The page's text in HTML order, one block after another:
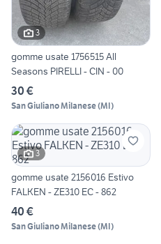
3
gomme usate 1756515 All
Seasons PIRELLI - CIN - 00
30 €
San Giuliano Milanese(MI)
3
gomme usate 2156016 Estivo
FALKEN - ZE310 EC - 862
40 €
San Giuliano Milanese(MI)